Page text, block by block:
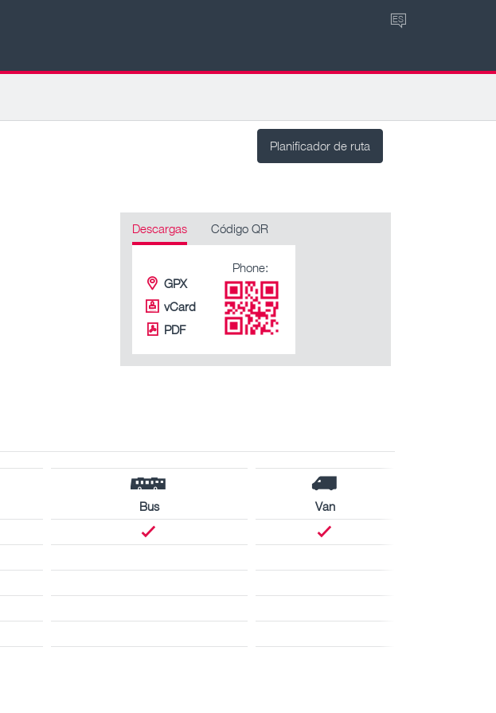
ES
Planificador de ruta
Descargas Código QR
GPX
vCard
PDF
Phone:
Bus
Van